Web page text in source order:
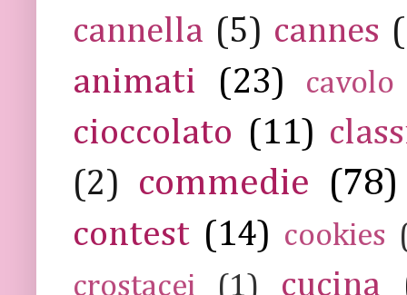
cannella (5) cannes
animati
(23) cavolo
cioccolato (11)
(2)
commedie (78)
contest (14) cookies
crostacei
(1) cucina